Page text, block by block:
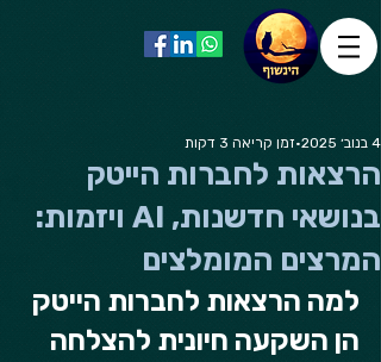
הרצאות לחברות הייטק
בנושאי חדשנות, AI ויזמות:
המרצים המומלצים
4 בנוב׳ 2025 זמן קריאה 3 דקות
למה הרצאות לחברות הייטק
הן השקעה חיונית להצלחה